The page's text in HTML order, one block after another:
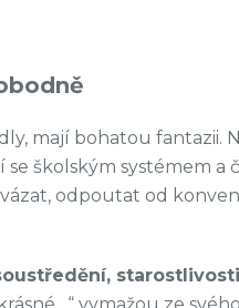
mají bohatou fantazii.
školským systémem
odpoutat od